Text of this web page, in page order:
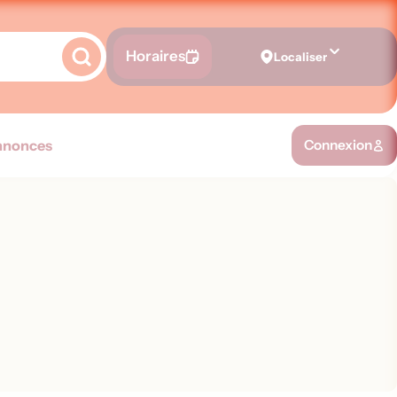
Horaires Localiser
Connexion